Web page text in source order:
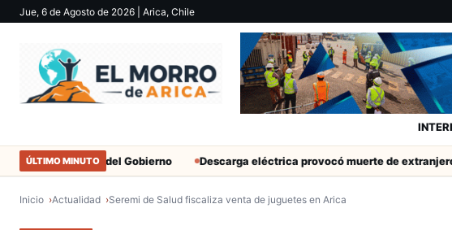
Jue, 6 de Agosto de 2026 | Arica, Chile
ÚLTIMO MINUTO
del Gobierno Descarga eléctrica provocó muerte de extranjero que
Inicio Actualidad Seremi de Salud fiscaliza venta de juguetes en Arica